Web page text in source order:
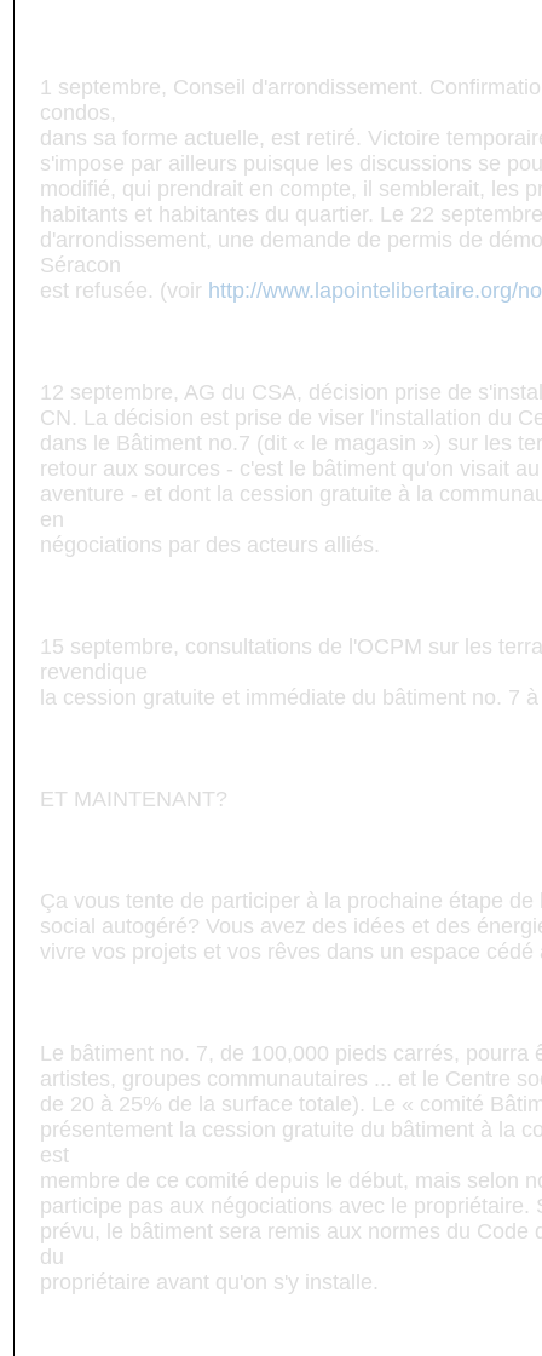
1 septembre, Conseil d'arrondissement.
condos,
dans sa forme actuelle, est retiré. Victoire
s'impose par ailleurs puisque les discussions se
modifié, qui prendrait en compte, il semblerait, les
habitants et habitantes du quartier. Le 22
d'arrondissement, une demande de permis de
Séracon
est refusée. (voir http://www.lapointelibertaire.org/
12 septembre, AG du CSA, décision prise de
CN. La décision est prise de viser l'installation du
dans le Bâtiment no.7 (dit « le magasin ») sur les
retour aux sources - c'est le bâtiment qu'on visait
aventure - et dont la cession gratuite à la
en
négociations par des acteurs alliés.
15 septembre, consultations de l'OCPM sur les
revendique
la cession gratuite et immédiate du bâtiment no. 7
ET MAINTENANT?
Ça vous tente de participer à la prochaine étape
social autogéré? Vous avez des idées et des
vivre vos projets et vos rêves dans un espace cédé
Le bâtiment no. 7, de 100,000 pieds carrés, pourra
artistes, groupes communautaires ... et le Centre
de 20 à 25% de la surface totale). Le « comité
présentement la cession gratuite du bâtiment à la
est
membre de ce comité depuis le début, mais selon
participe pas aux négociations avec le propriétaire.
prévu, le bâtiment sera remis aux normes du Code
du
propriétaire avant qu'on s'y installe.